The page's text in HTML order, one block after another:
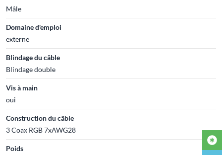
Mâle
Domaine d'emploi
externe
Blindage du câble
Blindage double
Vis à main
oui
Construction du câble
3 Coax RGB 7xAWG28
Poids